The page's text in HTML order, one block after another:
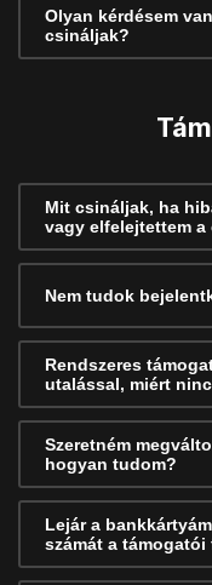
Olyan kérdésem
csináljak?
Mit csináljak, ha
vagy elfelejtettem a
Nem tudok
Rendszeres
utalással, miért
Szeretném
hogyan tudom?
Lejár a
számát a